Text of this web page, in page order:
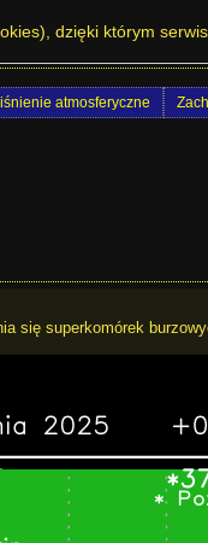
- Storm
atmosferyczne
się superkomórek
dzięki którym serwis